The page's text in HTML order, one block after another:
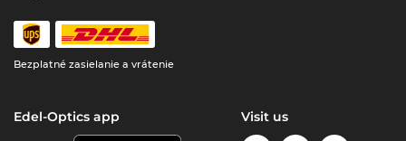
Bezplatné zasielanie a vrátenie
Edel-Optics app Visit us